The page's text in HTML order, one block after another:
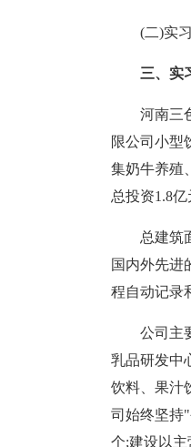
(二)实
三、实
河南三
限公司小型
集奶牛养殖
总投资1.8
总建筑
国内外先进
程自动记录
公司主
乳品研发中
饮料、果汁
司始终坚持
个;建设以